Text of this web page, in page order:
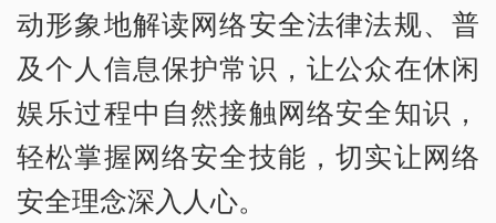
动形象地解读网络安全法律法规、普
及个人信息保护常识，让公众在休闲
娱乐过程中自然接触网络安全知识，
轻松掌握网络安全技能，切实让网络
安全理念深入人心。